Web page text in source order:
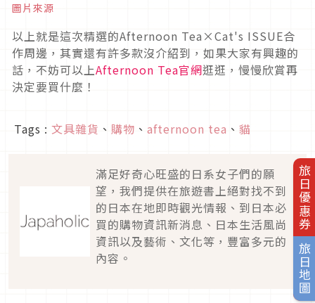
旅日優惠券
旅日地圖
圖片來源
以上就是這次精選的Afternoon Tea×Cat's ISSUE合
作周邊，其實還有許多款沒介紹到，如果大家有興趣的
話，不妨可以上Afternoon Tea官網逛逛，慢慢欣賞再
決定要買什麼！
Tags : 文具雜貨 、 購物 、 afternoon tea 、 貓
滿足好奇心旺盛的日系女子們的願
望，我們提供在旅遊書上絕對找不到
的日本在地即時觀光情報、到日本必
買的購物資訊新消息、日本生活風尚
資訊以及藝術、文化等，豐富多元的
內容。